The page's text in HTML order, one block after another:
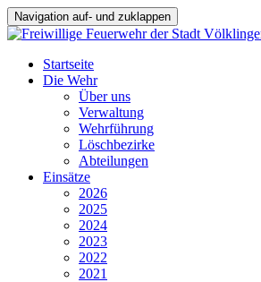
Navigation auf- und zuklappen
Startseite
Die Wehr
Über uns
Verwaltung
Wehrführung
Löschbezirke
Abteilungen
Einsätze
2026
2025
2024
2023
2022
2021